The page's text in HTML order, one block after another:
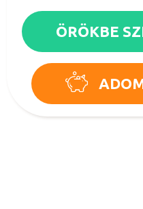
ÖRÖKBE